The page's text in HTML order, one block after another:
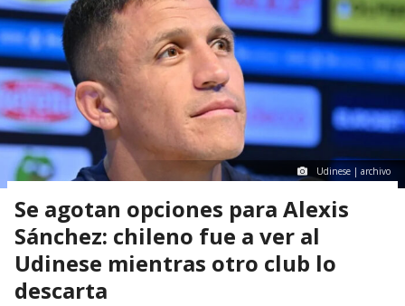
Udinese | archivo
Se agotan opciones para Alexis
Sánchez: chileno fue a ver al
Udinese mientras otro club lo
descarta